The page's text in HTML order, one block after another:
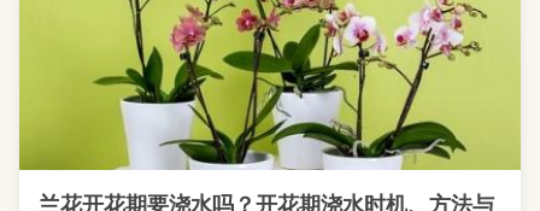
兰花开花期要浇水吗？开花期浇水时机、方法与